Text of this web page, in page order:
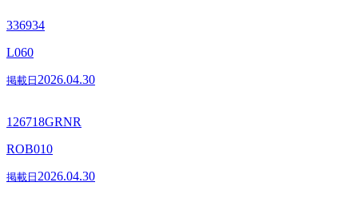
336934
L060
掲載日 2026.04.30
126718GRNR
ROB010
掲載日 2026.04.30